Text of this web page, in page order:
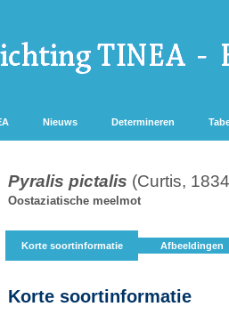
Nieuws Determineren
Pyralis pictalis (Curtis,
Oostaziatische meelmot
Korte soortinformatie Afbeeldingen
Korte soortinformatie